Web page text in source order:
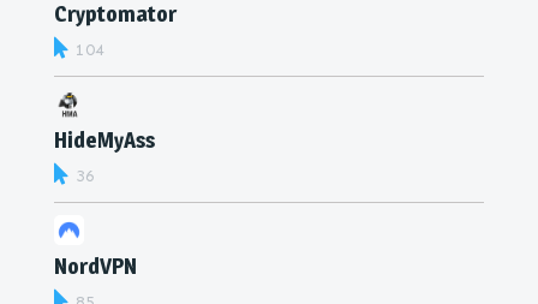
Cryptomator
104
HideMyAss
36
NordVPN